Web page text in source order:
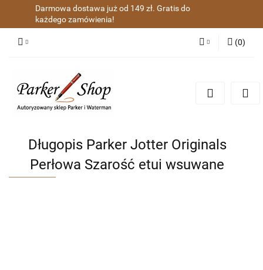
Darmowa dostawa już od 149 zł. Gratis do
każdego zamówienia!
Zarejestruj się
(0)
Długopis Parker Jotter Originals
Perłowa Szarość etui wsuwane